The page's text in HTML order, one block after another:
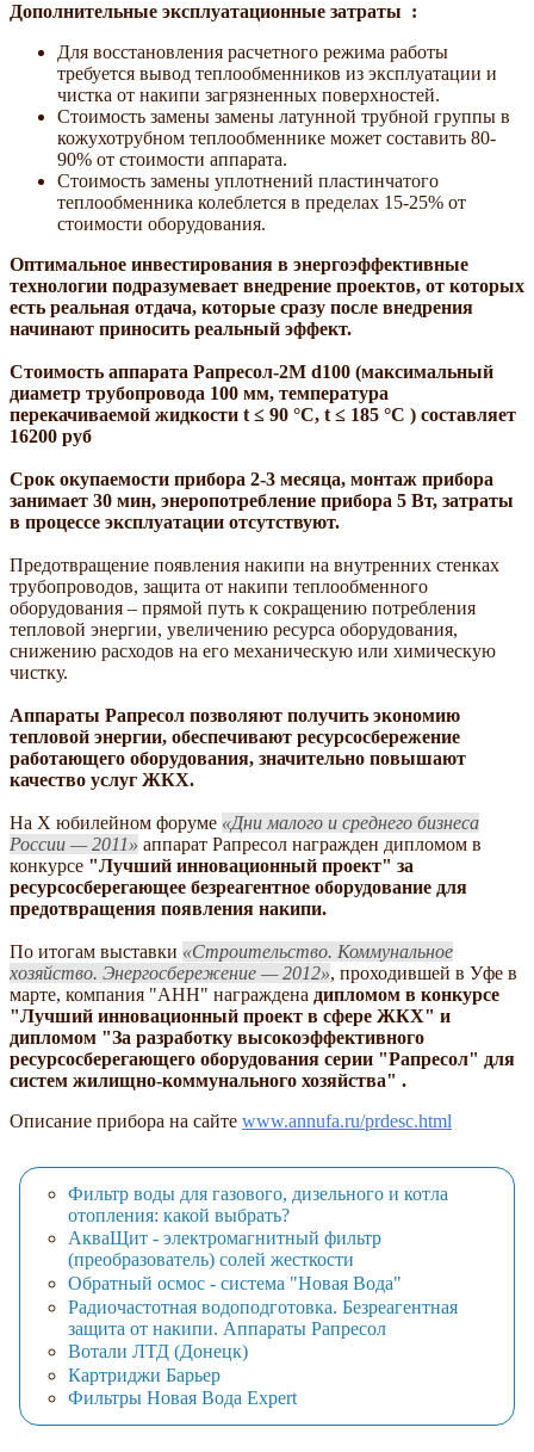
Дополнительные эксплуатационные затраты :
Для восстановления расчетного режима работы
требуется вывод теплообменников из эксплуатации и
чистка от накипи загрязненных поверхностей.
Стоимость замены замены латунной трубной группы в
кожухотрубном теплообменнике может составить 80-
90% от стоимости аппарата.
Стоимость замены уплотнений пластинчатого
теплообменника колеблется в пределах 15-25% от
стоимости оборудования.
Оптимальное инвестирования в энергоэффективные
технологии подразумевает внедрение проектов, от которых
есть реальная отдача, которые сразу после внедрения
начинают приносить реальный эффект.
Стоимость аппарата Рапресол-2М d100 (максимальный
диаметр трубопровода 100 мм, температура
перекачиваемой жидкости t ≤ 90 °C, t ≤ 185 °C ) составляет
16200 руб
Срок окупаемости прибора 2-3 месяца, монтаж прибора
занимает 30 мин, энеропотребление прибора 5 Вт, затраты
в процессе эксплуатации отсутствуют.
Предотвращение появления накипи на внутренних стенках
трубопроводов, защита от накипи теплообменного
оборудования – прямой путь к сокращению потребления
тепловой энергии, увеличению ресурса оборудования,
снижению расходов на его механическую или химическую
чистку.
Аппараты Рапресол позволяют получить экономию
тепловой энергии, обеспечивают ресурсосбережение
работающего оборудования, значительно повышают
качество услуг ЖКХ.
На X юбилейном форуме Дни малого и среднего бизнеса
России — 2011
аппарат Рапресол награжден дипломом в
конкурсе "Лучший инновационный проект" за
ресурсосберегающее безреагентное оборудование для
предотвращения появления накипи.
По итогам выставки
Строительство. Коммунальное
хозяйство. Энергосбережение — 2012 , проходившей в Уфе в
марте, компания "АНН" награждена дипломом в конкурсе
"Лучший инновационный проект в сфере ЖКХ" и
дипломом "За разработку высокоэффективного
ресурсосберегающего оборудования серии "Рапресол" для
систем жилищно-коммунального хозяйства" .
Описание прибора на сайте www.annufa.ru/prdesc.html
Фильтр воды для газового, дизельного и котла
отопления: какой выбрать?
АкваЩит - электромагнитный фильтр
(преобразователь) солей жесткости
Обратный осмос - система "Новая Вода"
Радиочастотная водоподготовка. Безреагентная
защита от накипи. Аппараты Рапресол
Вотали ЛТД (Донецк)
Картриджи Барьер
Фильтры Новая Вода Expert